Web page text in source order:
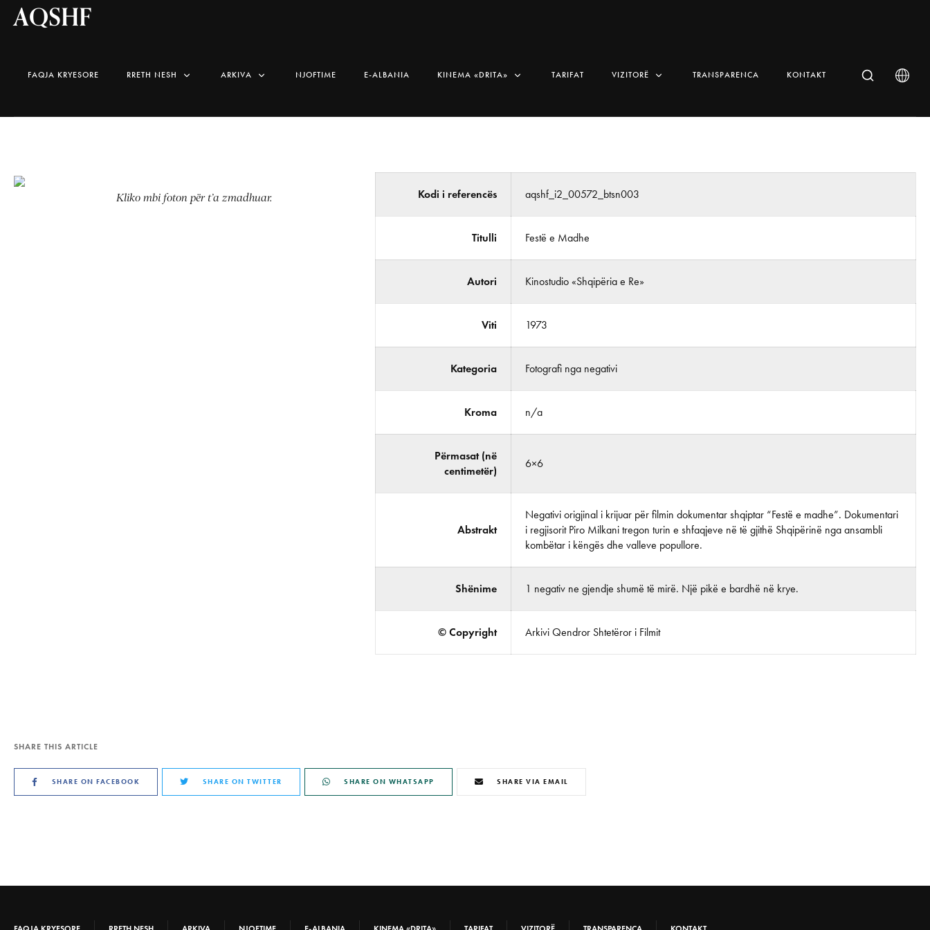
AQSHF
FAQJA KRYESORE RRETH NESH ARKIVA NJOFTIME E-ALBANIA KINEMA «DRITA» TARIFAT VIZITORË TRANSPARENCA KONTAKT
Kliko mbi foton për t’a zmadhuar. Kodi i referencës aqshf_i2_00572_btsn003
Titulli Festë e Madhe
Autori Kinostudio «Shqipëria e Re»
Viti 1973
Kategoria Fotografi nga negativi
Kroma n/a
Përmasat (në
centimetër)
6×6
Abstrakt
Negativi origjinal i krijuar për filmin dokumentar shqiptar “Festë e madhe”. Dokumentari
i regjisorit Piro Milkani tregon turin e shfaqjeve në të gjithë Shqipërinë nga ansambli
kombëtar i këngës dhe valleve popullore.
Shënime 1 negativ ne gjendje shumë të mirë. Një pikë e bardhë në krye.
© Copyright Arkivi Qendror Shtetëror i Filmit
SHARE THIS ARTICLE
SHARE ON FACEBOOK SHARE ON TWITTER SHARE ON WHATSAPP SHARE VIA EMAIL
FAQJA KRYESORE RRETH NESH ARKIVA NJOFTIME E-ALBANIA KINEMA «DRITA» TARIFAT VIZITORË TRANSPARENCA KONTAKT